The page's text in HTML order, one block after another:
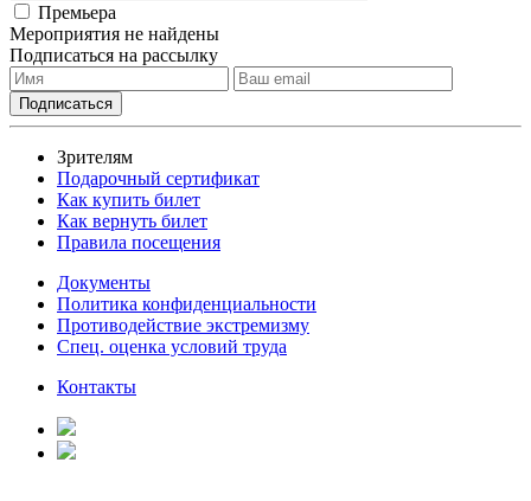
Премьера
Мероприятия не найдены
Подписаться на рассылку
Зрителям
Подарочный сертификат
Как купить билет
Как вернуть билет
Правила посещения
Документы
Политика конфиденциальности
Противодействие экстремизму
Спец. оценка условий труда
Контакты